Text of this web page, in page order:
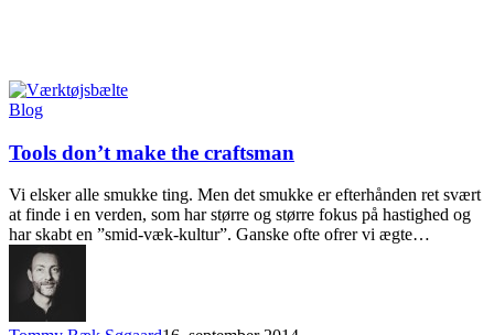
Blog
Tools don’t make the craftsman
Vi elsker alle smukke ting. Men det smukke er efterhånden ret svært
at finde i en verden, som har større og større fokus på hastighed og
har skabt en ”smid-væk-kultur”. Ganske ofte ofrer vi ægte…